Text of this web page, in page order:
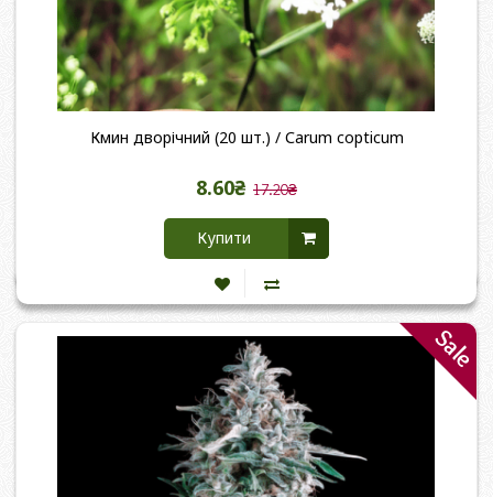
Кмин дворічний (20 шт.) / Сarum copticum
8.60₴ 17.20₴
Купити
Sale